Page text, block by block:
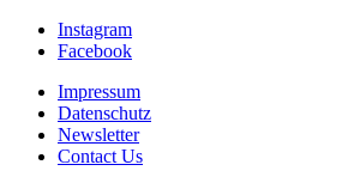
Instagram
Facebook
Impressum
Datenschutz
Newsletter
Contact Us